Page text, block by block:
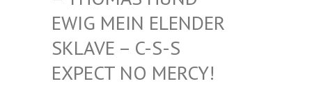
WIG MEIN ELENDER S
KLAVE – C-S-S E
XPECT NO MERCY! I